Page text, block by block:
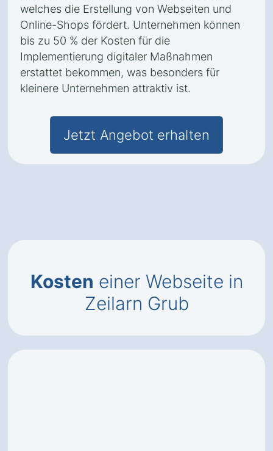
welches die Erstellung von Webseiten und
Online-Shops fördert. Unternehmen können
bis zu 50 % der Kosten für die
Implementierung digitaler Maßnahmen
erstattet bekommen, was besonders für
kleinere Unternehmen attraktiv ist.
Jetzt Angebot erhalten
Kosten einer Webseite in
Zeilarn Grub